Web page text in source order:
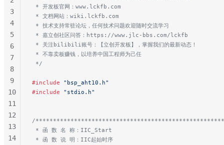
* 开发板官网：www.lckfb.com
* 文档网站：wiki.lckfb.com
* 技术支持常驻论坛，任何技术问题欢迎随时交流学习
* 嘉立创社区问答：https://www.jlc-bbs.com/lckfb
* 关注bilibili账号：【立创开发板】，掌握我们的最新动态！
* 不靠卖板赚钱，以培养中国工程师为己任
*/
#include "bsp_aht10.h"
#include "stdio.h"
/
* 函 数 名 称：IIC_Start
* 函 数 说 明：IIC起始时序
3
4
5
6
7
8
9
10
11
12
13
14